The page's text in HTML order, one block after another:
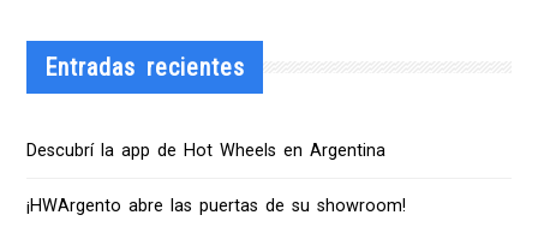
Entradas recientes
Descubrí la app de Hot Wheels en Argentina
¡HWArgento abre las puertas de su showroom!